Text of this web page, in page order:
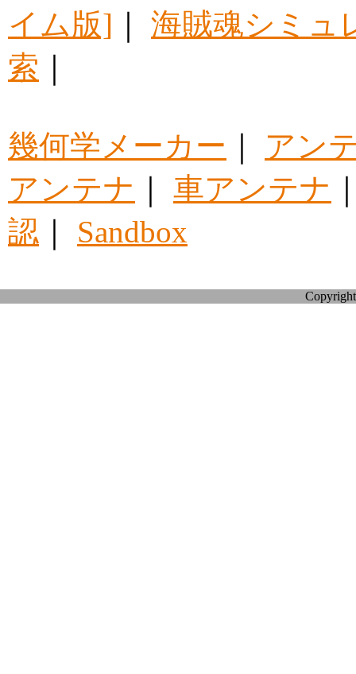
イム版]
海賊魂シミュ
索
幾何学メーカー
アン
アンテナ
車アンテナ
認
Sandbox